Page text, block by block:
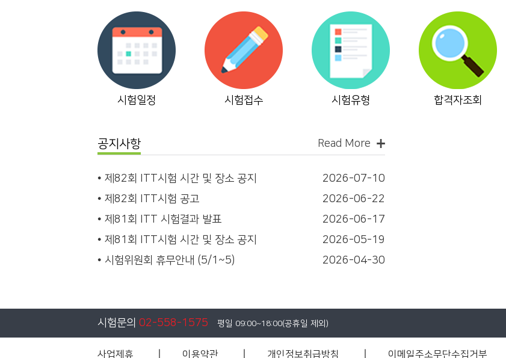
시험일정 시험접수 시험유형 합격자조회
공지사항 Read More
제82회 ITT시험 시간 및 장소 공지
2026-07-10
제82회 ITT시험 공고
2026-06-22
제81회 ITT 시험결과 발표
2026-06-17
제81회 ITT시험 시간 및 장소 공지
2026-05-19
시험위원회 휴무안내 (5/1~5)
2026-04-30
시험문의 02-558-1575 평일 09:00~18:00(공휴일 제외)
사업제휴 이용약관 개인정보취급방침 이메일주소무단수집거부